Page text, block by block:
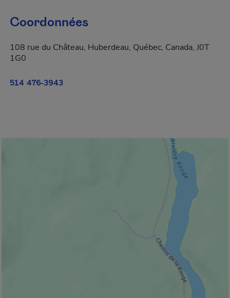
Coordonnées
108 rue du Château, Huberdeau, Québec, Canada, J0T
1G0
514 476-3943